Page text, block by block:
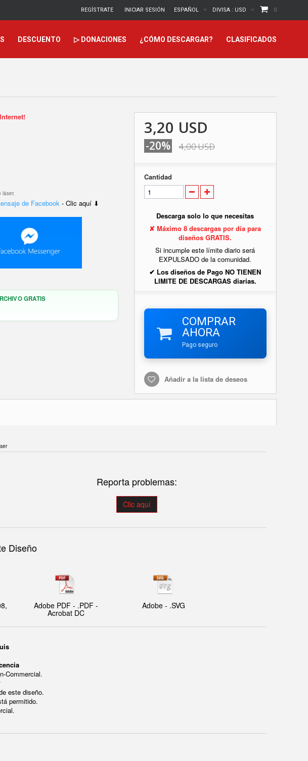
0
DIVISA : USD
ESPAÑOL
INICIAR SESIÓN
REGÍSTRATE
DESCUENTO ▷ DONACIONES ¿CÓMO DESCARGAR? CLASIFICADOS
láser.
de Facebook - Clic aquí ⬇
GRATIS
3,20 USD
-20% 4,00 USD
Cantidad
Descarga solo lo que necesitas
✘ Máximo 8 descargas por día para
diseños GRATIS.
Si incumple este límite diario será
EXPULSADO de la comunidad.
✔ Los diseños de Pago NO TIENEN
LIMITE DE DESCARGAS diarias.
COMPRAR
AHORA
Pago seguro
Añadir a la lista de deseos
Reporta problemas:
Clic aquí
Diseño
Adobe PDF - .PDF -
Acrobat DC
Adobe - .SVG
Commercial.
este diseño.
permitido.